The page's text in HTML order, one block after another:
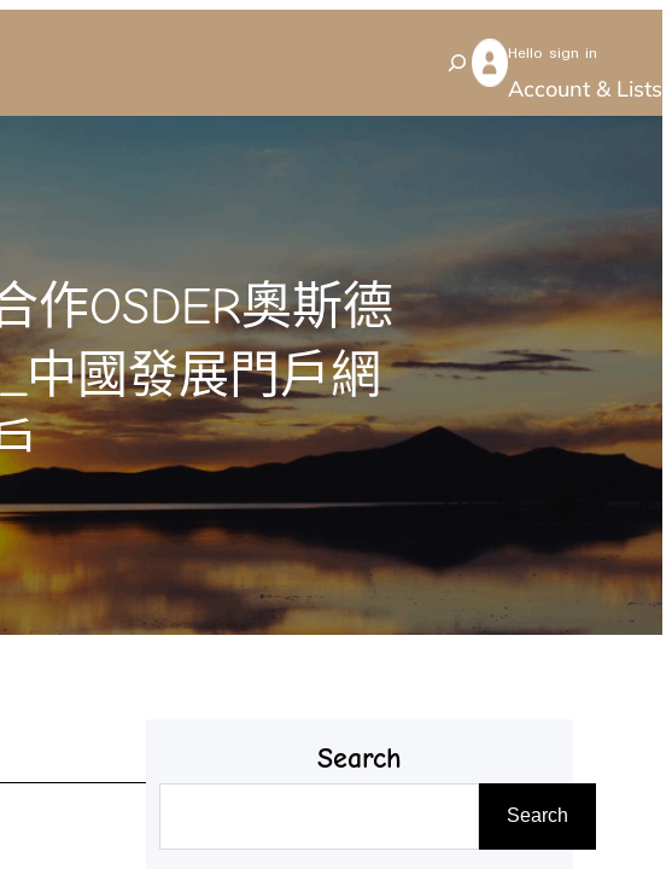
S
e
Hello sign in
Account & Lists
作OSDER奧斯德
中國發展門戶網
Search
尋
Search